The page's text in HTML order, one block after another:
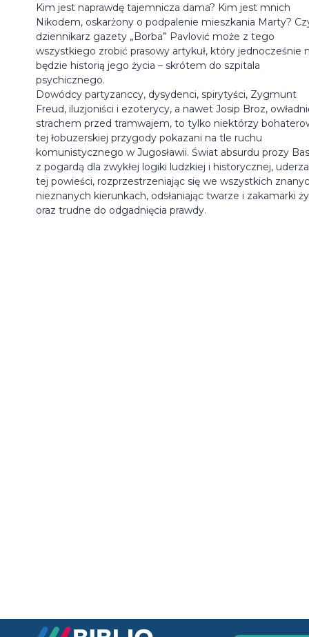
Kim jest naprawdę tajemnicza dama? Kim jest mnich
Nikodem, oskarżony o podpalenie mieszkania Marty?
dziennikarz gazety „Borba” Pavlović może z tego
wszystkiego zrobić prasowy artykuł, który jednocześnie
będzie historią jego życia – skrótem do szpitala
psychicznego.
Dowódcy partyzanccy, dysydenci, spirytyści, Zygmunt
Freud, iluzjoniści i ezoterycy, a nawet Josip Broz,
strachem przed tramwajem, to tylko niektórzy
tej łobuzerskiej przygody pokazani na tle ruchu
komunistycznego w Jugosławii. Świat absurdu prozy
z pogardą dla zwykłej logiki ludzkiej i historycznej,
tej powieści, rozprzestrzeniając się we wszystkich
nieznanych kierunkach, odsłaniając twarze i zakamarki
oraz trudne do odgadnięcia prawdy.